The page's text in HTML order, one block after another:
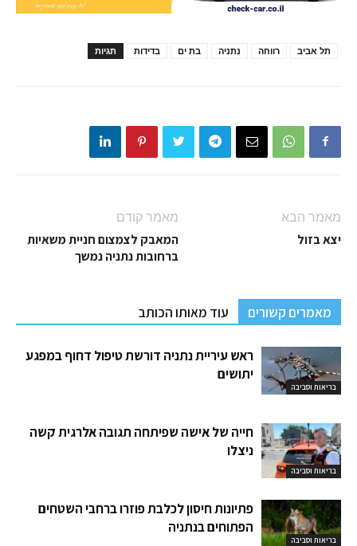
תגיות בדידות בת ים נתניה רווחה תל אביב
מאמר קודם
המאבק לצמצום חניית משאיות
ברחובות נתניה נמשך
מאמר הבא
יצא בזול
מאמרים קשורים עוד מאותו הכותב
בריאות וסביבה
ראש עיריית נתניה דורשת טיפול דחוף במפגע
יתושים
בריאות וסביבה
חייה של אישה שפיתחה תגובה אלרגית קשה
ניצלו
בריאות וסביבה
פתיונות חיסון לכלבת פוזרו ברחבי השטחים
הפתוחים בנתניה